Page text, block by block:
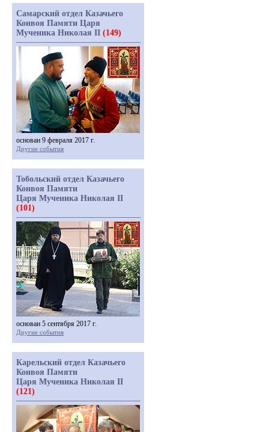
Самарский отдел Казачьего
Конвоя Памяти Царя
Мученика Николая II (149)
основан 9 февраля 2017 г.
Другие события
Тобольский отдел Казачьего
Конвоя Памяти
Царя Мученика Николая II
(101)
основан 5 сентября 2017 г.
Другие события
Карельский отдел Казачьего
Конвоя Памяти
Царя Мученика Николая II
(121)